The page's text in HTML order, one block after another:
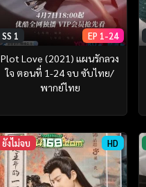
SS 1 EP 1-24
Plot Love (2021) แผนรักลวง
ใจ ตอนที่ 1-24 จบ ซับไทย/
พากย์ไทย
ยังไม่จบ HD